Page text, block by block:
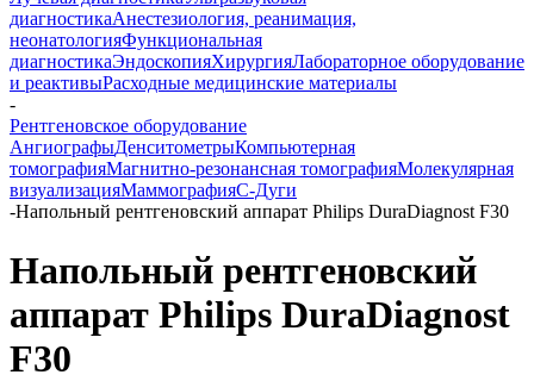
диагностикаАнестезиология, реанимация,
неонатологияФункциональная
диагностикаЭндоскопияХирургияЛабораторное оборудование
и реактивыРасходные медицинские материалы
-
Рентгеновское оборудование
АнгиографыДенситометрыКомпьютерная
томографияМагнитно-резонансная томографияМолекулярная
визуализацияМаммографияС-Дуги
-Напольный рентгеновский аппарат Philips DuraDiagnost F30
Напольный рентгеновский
аппарат Philips DuraDiagnost
F30